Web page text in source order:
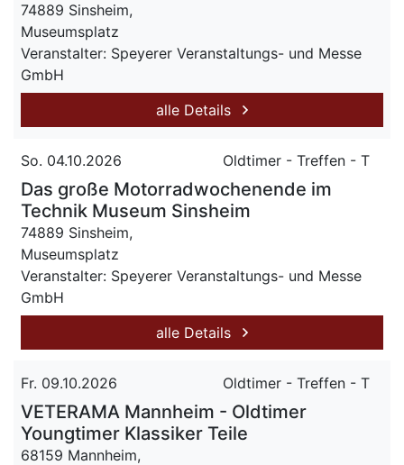
74889 Sinsheim,
Museumsplatz
Veranstalter: Speyerer Veranstaltungs- und Messe
GmbH
alle Details
So. 04.10.2026 Oldtimer - Treffen - T
Das große Motorradwochenende im
Technik Museum Sinsheim
74889 Sinsheim,
Museumsplatz
Veranstalter: Speyerer Veranstaltungs- und Messe
GmbH
alle Details
Fr. 09.10.2026 Oldtimer - Treffen - T
VETERAMA Mannheim - Oldtimer
Youngtimer Klassiker Teile
68159 Mannheim,